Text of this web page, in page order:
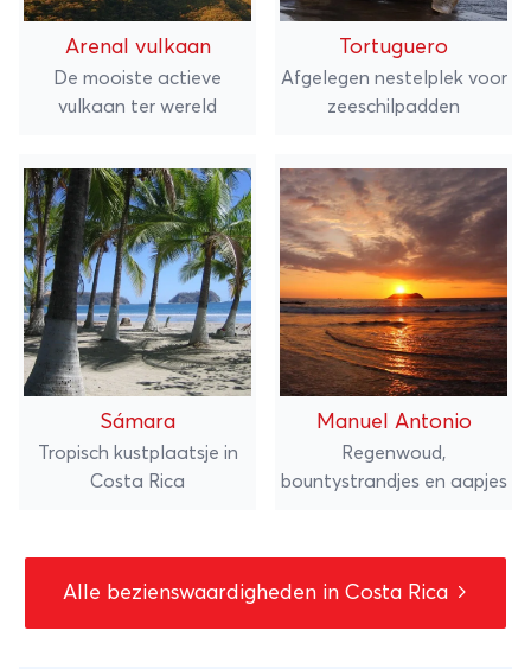
Arenal vulkaan
De mooiste actieve
vulkaan ter wereld
Tortuguero
Afgelegen nestelplek voor
zeeschilpadden
Sámara
Tropisch kustplaatsje in
Costa Rica
Manuel Antonio
Regenwoud,
bountystrandjes en aapjes
Alle bezienswaardigheden in Costa Rica